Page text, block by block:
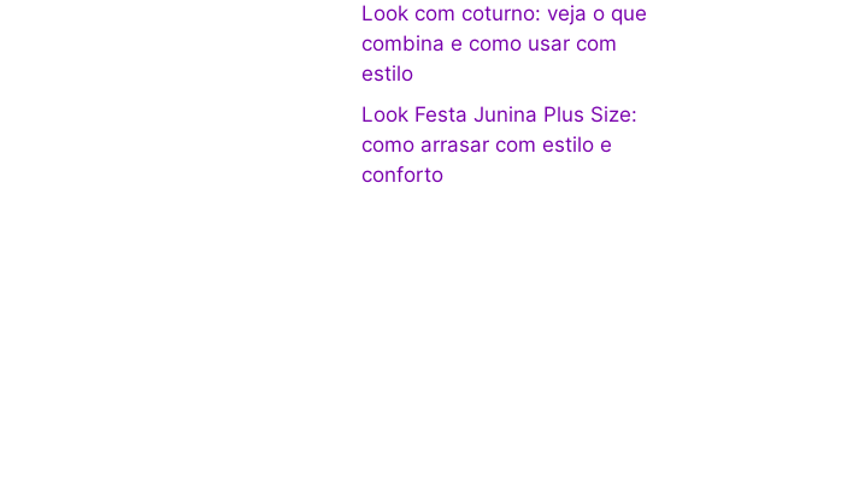
Look com coturno: veja o que
combina e como usar com
estilo
Look Festa Junina Plus Size:
como arrasar com estilo e
conforto